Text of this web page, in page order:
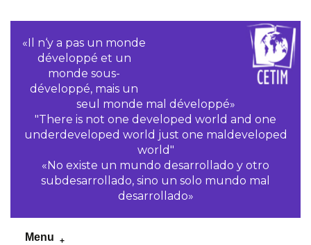
«Il n‘y a pas un monde
développé et un
monde sous-
développé, mais un
seul monde mal développé»
"There is not one developed world and one
underdeveloped world just one maldeveloped
world"
«No existe un mundo desarrollado y otro
subdesarrollado, sino un solo mundo mal
desarrollado»
Menu